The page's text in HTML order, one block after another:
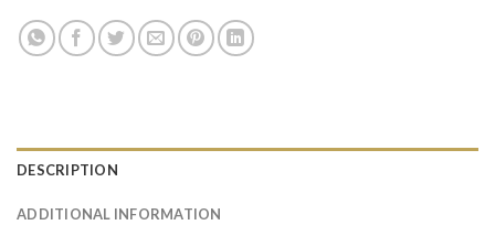
DESCRIPTION
ADDITIONAL INFORMATION